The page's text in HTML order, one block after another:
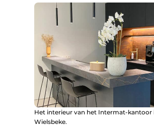
Het interieur van het Intermat-kantoor
Wielsbeke.